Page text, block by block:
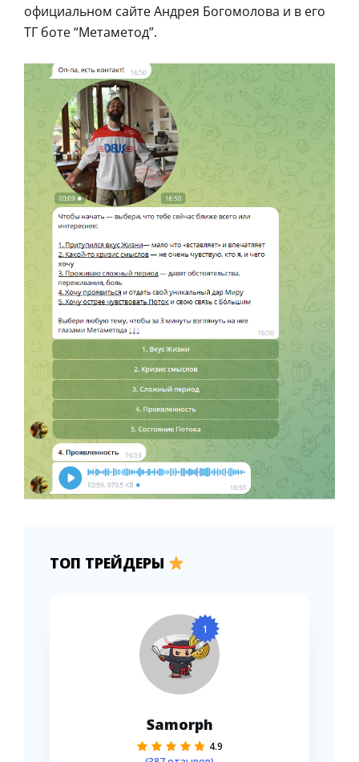
официальном сайте Андрея Богомолова и в его
ТГ боте “Метаметод”.
ТОП ТРЕЙДЕРЫ
1
Samorph
4.9